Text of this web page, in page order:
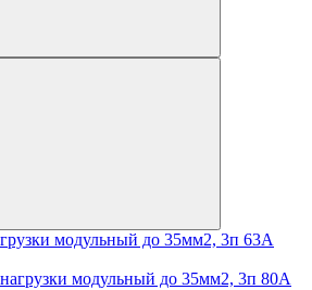
модульный до 35мм2, 3п 63А